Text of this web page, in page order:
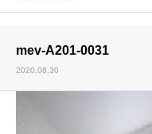
mev-A201-0031
2020.08.30